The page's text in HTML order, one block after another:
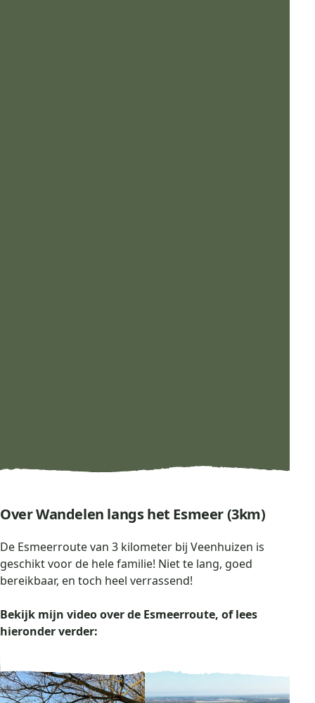
Over Wandelen langs het Esmeer (3km)
De Esmeerroute van 3 kilometer bij Veenhuizen is
geschikt voor de hele familie! Niet te lang, goed
bereikbaar, en toch heel verrassend!
Bekijk mijn video over de Esmeerroute, of lees
hieronder verder: